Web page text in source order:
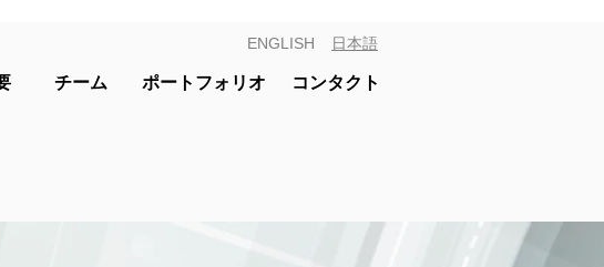
ENGLISH 日本語
チーム ポートフォリオ コンタクト